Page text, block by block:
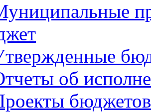
об
бюджетов